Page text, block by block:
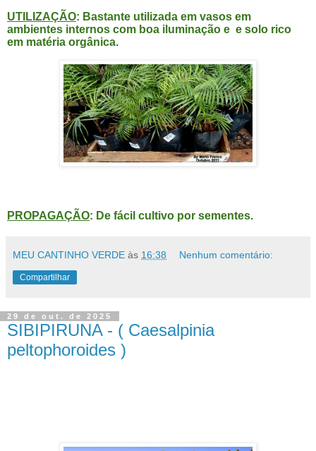
UTILIZAÇÃO: Bastante utilizada em vasos em
ambientes internos com boa iluminação e e solo rico
em matéria orgânica.
PROPAGAÇÃO: De fácil cultivo por sementes.
MEU CANTINHO VERDE às 16:38 Nenhum comentário:
Compartilhar
29 de out. de 2025
SIBIPIRUNA - ( Caesalpinia
peltophoroides )